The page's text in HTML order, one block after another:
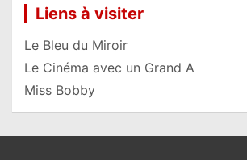
Liens à visiter
Le Bleu du Miroir
Le Cinéma avec un Grand A
Miss Bobby